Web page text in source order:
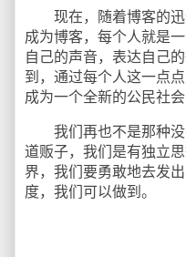
现在，随着博客的迅
成为博客，每个人就是
自己的声音，表达自己
到，通过每个人这一点
成为一个全新的公民社
我们再也不是那种没
道贩子，我们是有独立
界，我们要勇敢地去发
度，我们可以做到。